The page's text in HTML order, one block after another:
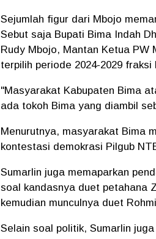
Sejumlah figur dari Mbojo
Sebut saja Bupati Bima Indah
Rudy Mbojo, Mantan Ketua PW
terpilih periode 2024-2029 fraksi
"Masyarakat Kabupaten Bima
ada tokoh Bima yang diambil
Menurutnya, masyarakat Bima
kontestasi demokrasi Pilgub
Sumarlin juga memaparkan
soal kandasnya duet petahana
kemudian munculnya duet
Selain soal politik, Sumarlin